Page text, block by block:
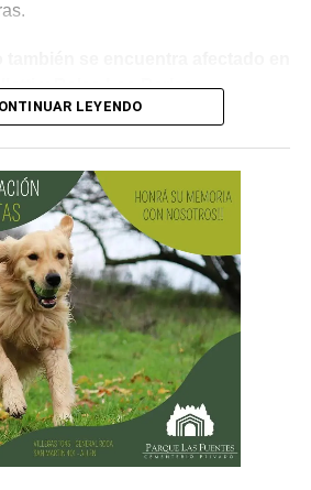
y Balsa Las Perlas,
registrarse bajas de
E. Godoy se registran valores de
80 NTU, mientras que en
10 NTU. En ambos casos, las
con monitoreo
de Aguas Rionegrinas mantienen
de la evolución de la turbiedad
de agua potable de acuerdo
presenta el río.
LEYENDO